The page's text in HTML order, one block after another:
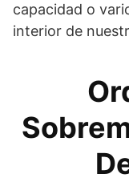
capacidad o
interior de